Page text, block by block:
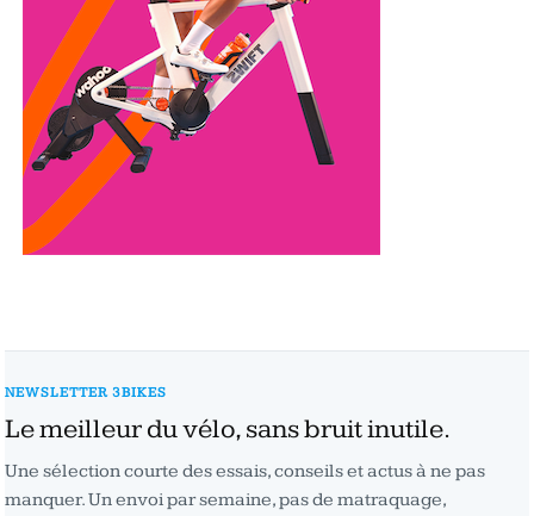
NEWSLETTER 3BIKES
Le meilleur du vélo, sans bruit inutile.
Une sélection courte des essais, conseils et actus à ne pas
manquer. Un envoi par semaine, pas de matraquage,